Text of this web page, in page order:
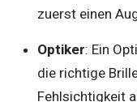
zuerst einen
Optiker: Ein
die richtige
Fehlsichtigkeit